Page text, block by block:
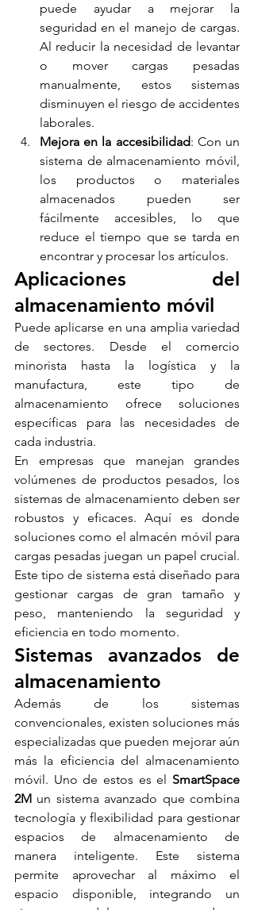
puede ayudar a mejorar la
seguridad en el manejo de cargas.
Al reducir la necesidad de levantar
o mover cargas pesadas
manualmente, estos sistemas
disminuyen el riesgo de accidentes
laborales.
Mejora en la accesibilidad: Con un
sistema de almacenamiento móvil,
los productos o materiales
almacenados pueden ser
fácilmente accesibles, lo que
reduce el tiempo que se tarda en
encontrar y procesar los artículos.
Aplicaciones del
almacenamiento móvil
Puede aplicarse en una amplia variedad
de sectores. Desde el comercio
minorista hasta la logística y la
manufactura, este tipo de
almacenamiento ofrece soluciones
específicas para las necesidades de
cada industria.
En empresas que manejan grandes
volúmenes de productos pesados, los
sistemas de almacenamiento deben ser
robustos y eficaces. Aquí es donde
soluciones como el almacén móvil para
cargas pesadas juegan un papel crucial.
Este tipo de sistema está diseñado para
gestionar cargas de gran tamaño y
peso, manteniendo la seguridad y
eficiencia en todo momento.
Sistemas avanzados de
almacenamiento
Además de los sistemas
convencionales, existen soluciones más
especializadas que pueden mejorar aún
más la eficiencia del almacenamiento
móvil. Uno de estos es el SmartSpace
2M un sistema avanzado que combina
tecnología y flexibilidad para gestionar
espacios de almacenamiento de
manera inteligente. Este sistema
permite aprovechar al máximo el
espacio disponible, integrando un